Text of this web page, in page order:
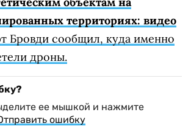
территориях: видео
Бровди сообщил, куда именно
дроны.
ее мышкой и нажмите
ошибку